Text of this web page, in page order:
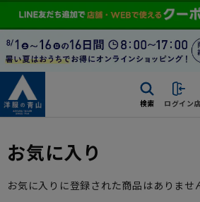
検索 ログイン
お気に入り
お気に入りに登録された商品はありませ